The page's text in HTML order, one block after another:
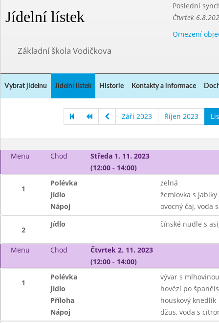
Jídelní lístek
Poslední
Čtvrtek
Omezení
Základní škola Vodičkova
Vybrat jídelnu Jídelní lístek Historie Kontakty a informace
Září 2023 Říjen 2023
Menu Chod
Středa 1. 11. 2023
(12:00 - 14:00)
1
Polévka
zelná
Jídlo
žemlovka s
Nápoj
ovocný čaj, voda
2
Jídlo čínské nudle s
Menu Chod
Čtvrtek 2. 11. 2023
(12:00 - 14:00)
1
Polévka
vývar s mlhovinou
Jídlo
hovězí po
Příloha
houskový knedlík
Nápoj
džus, voda s